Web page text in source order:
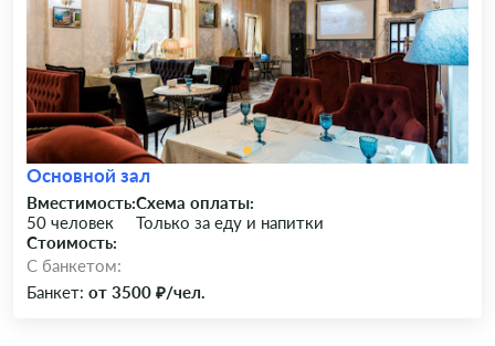
Основной зал
Вместимость:
50 человек
Схема оплаты:
Только за еду и напитки
Стоимость:
C банкетом:
Банкет: от 3500 ₽/чел.